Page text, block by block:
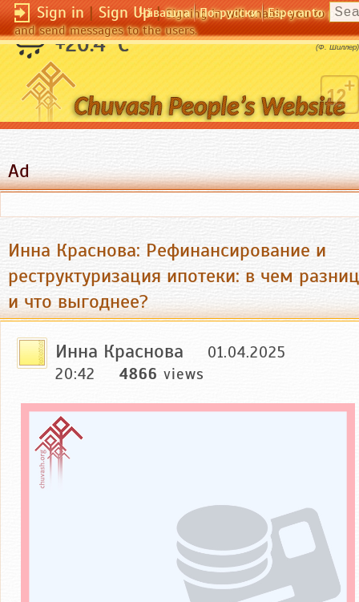
Sign in|Sign Up|Signing in will enable you to post
and send messages to the users.
Чӑвашла По-русски Esperanto
+20.4 °C Для хороших актеров нет плохих ролей.
(Ф. Шиллер)
Ad
Инна Краснова: Рефинансирование и
реструктуризация ипотеки: в чем
и что выгоднее?
Инна Краснова
01.04.2025
20:42
4866 views